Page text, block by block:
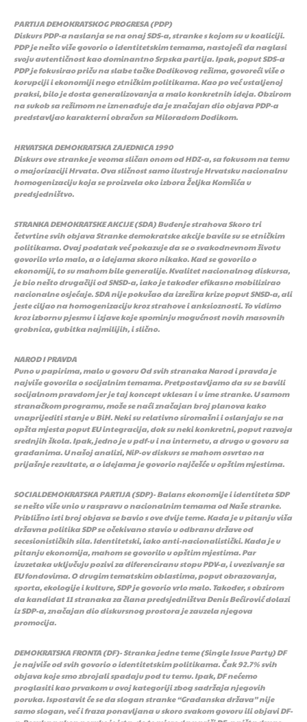
PARTIJA DEMOKRATSKOG PROGRESA (PDP)
Diskurs PDP-a naslanja se na onaj SDS-a, stranke s kojom su u koaliciji.
PDP je nešto više govorio o identitetskim temama, nastojeći da naglasi
svoju autentičnost kao dominantno Srpska partija. Ipak, poput SDS-a
PDP je fokusirao priču na slabe tačke Dodikovog režima, govoreći više o
korupciji i ekonomiji nego etničkim politikama. Kao po već ustaljenoj
praksi, bilo je dosta generalizovanja a malo konkretnih ideja. Obzirom
na sukob sa režimom ne iznenađuje da je značajan dio objava PDP-a
predstavljao karakterni obračun sa Miloradom Dodikom.
HRVATSKA DEMOKRATSKA ZAJEDNICA 1990
Diskurs ove stranke je veoma sličan onom od HDZ-a, sa fokusom na temu
o majorizaciji Hrvata. Ova sličnost samo ilustruje Hrvatsku nacionalnu
homogenizaciju koja se proizvela oko izbora Željka Komšića u
predsjedništvo.
STRANKA DEMOKRATSKE AKCIJE (SDA) Buđenje strahova Skoro tri
četvrtine svih objava Stranke demokratske akcije bavile su se etničkim
politikama. Ovaj podatak već pokazuje da se o svakodnevnom životu
govorilo vrlo malo, a o idejama skoro nikako. Kad se govorilo o
ekonomiji, to su mahom bile generalije. Kvalitet nacionalnog diskursa,
je bio nešto drugačiji od SNSD-a, iako je također efikasno mobilizirao
nacionalne osjećaje. SDA nije pokušao da izrežira krize poput SNSD-a, ali
jeste ciljao na homogenizaciju kroz strahove i anksioznosti. To vidimo
kroz izbornu pjesmu i izjave koje spominju mogućnost novih masovnih
grobnica, gubitka najmilijih, i slično.
NAROD I PRAVDA
Puno u papirima, malo u govoru Od svih stranaka Narod i pravda je
najviše govorila o socijalnim temama. Pretpostavljamo da su se bavili
socijalnom pravdom jer je taj koncept uklesan i u ime stranke. U samom
stranačkom programu, može se naći značajan broj planova kako
unaprijediti stanje u BiH. Neki su relativno siromašni i oslanjaju se na
opšta mjesta poput EU integracija, dok su neki konkretni, poput razvoja
srednjih škola. Ipak, jedno je u pdf-u i na internetu, a drugo u govoru sa
građanima. U našoj analizi, NiP-ov diskurs se mahom osvrtao na
prijašnje rezultate, a o idejama je govorio najčešće u opštim mjestima.
SOCIALDEMOKRATSKA PARTIJA (SDP)- Balans ekonomije i identiteta SDP
se nešto više unio u raspravu o nacionalnim temama od Naše stranke.
Približno isti broj objava se bavio s ove dvije teme. Kada je u pitanju viša
državna politika SDP se očekivano stavio u odbranu države od
secesionističkih sila. Identitetski, iako anti-nacionalistički. Kada je u
pitanju ekonomija, mahom se govorilo u opštim mjestima. Par
izuzetaka uključuju pozivi za diferenciranu stopu PDV-a, i uvezivanje sa
EU fondovima. O drugim tematskim oblastima, poput obrazovanja,
sporta, ekologije i kulture, SDP je govorio vrlo malo. Također, s obzirom
da kandidat 11 stranaka za člana predsjedništva Denis Bećirović dolazi
iz SDP-a, značajan dio diskursnog prostora je zauzela njegova
promocija.
DEMOKRATSKA FRONTA (DF)- Stranka jedne teme (Single Issue Party) DF
je najviše od svih govorio o identitetskim politikama. Čak 92.7% svih
objava koje smo zbrojali spadaju pod tu temu. Ipak, DF nećemo
proglasiti kao prvakom u ovoj kategoriji zbog sadržaja njegovih
poruka. Ispostavit će se da slogan stranke “Građanska država” nije
samo slogan, već i fraza ponavljana u skoro svakom govoru ili objavi DF-